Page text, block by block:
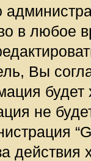
в любое
Вы
будет
не